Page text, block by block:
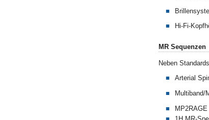
Hi-Fi-
MR Sequenzen
Neben
Arterial
Multiband/
MP2RAGE